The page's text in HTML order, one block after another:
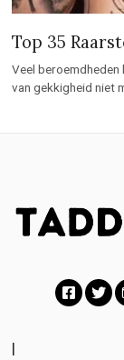
Top 35
Veel
van gekkigheid niet
|